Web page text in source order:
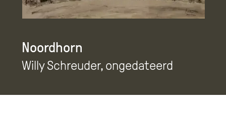
Noordhorn
Willy Schreuder, ongedateerd